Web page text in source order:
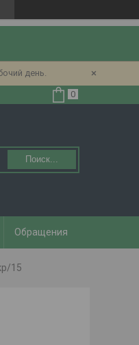
день.
Поиск...
Обращения
15